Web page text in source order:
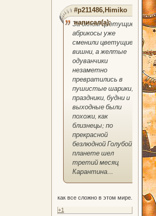
#p211486,Himiko
написал(а):
За окном цветущие
абрикосы уже
сменили цветущие
вишни, а желтые
одуванчики
незаметно
превратились в
пушистые шарики;
праздники, будни и
выходные были
похожи, как
близнецы; по
прекрасной
безлюдной Голубой
планете шел
третий месяц
Карантина…
как все сложно в этом мире.
+1